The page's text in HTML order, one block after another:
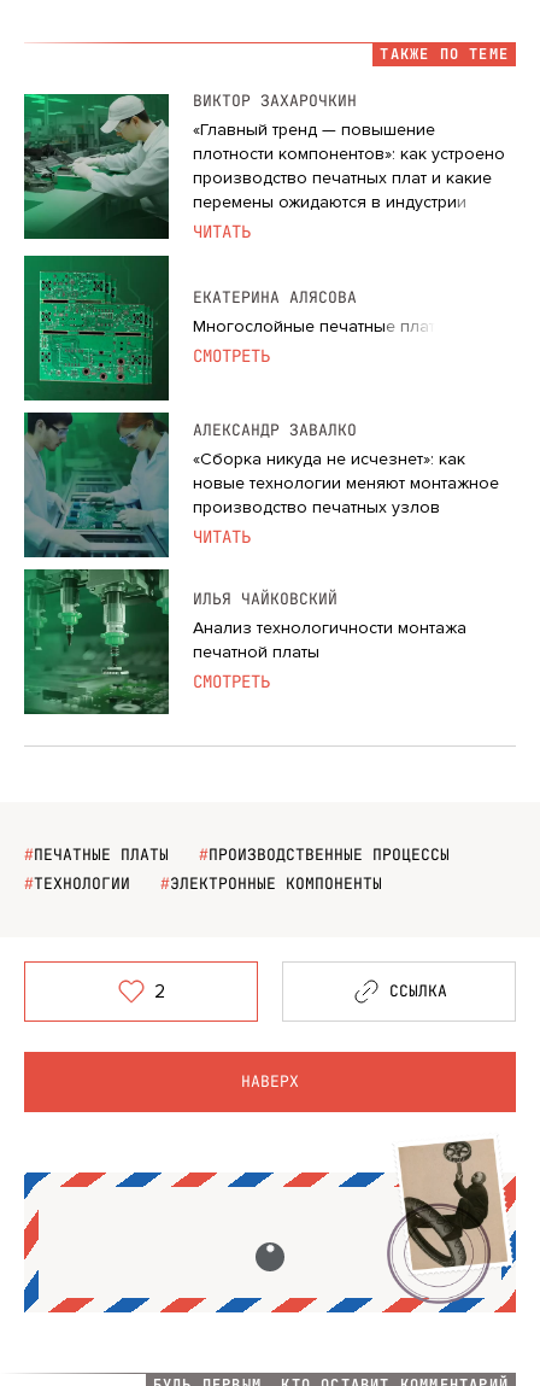
ТАКЖЕ ПО ТЕМЕ
ВИКТОР ЗАХАРОЧКИН
«Главный тренд — повышение
плотности компонентов»: как устроено
производство печатных плат и какие
перемены ожидаются в индустрии
ЧИТАТЬ
ЕКАТЕРИНА АЛЯСОВА
Многослойные печатные платы
СМОТРЕТЬ
АЛЕКСАНДР ЗАВАЛКО
«Сборка никуда не исчезнет»: как
новые технологии меняют монтажное
производство печатных узлов
ЧИТАТЬ
ИЛЬЯ ЧАЙКОВСКИЙ
Анализ технологичности монтажа
печатной платы
СМОТРЕТЬ
#ПЕЧАТНЫЕ ПЛАТЫ #ПРОИЗВОДСТВЕННЫЕ ПРОЦЕССЫ
#ТЕХНОЛОГИИ #ЭЛЕКТРОННЫЕ КОМПОНЕНТЫ
2 ССЫЛКА
НАВЕРХ